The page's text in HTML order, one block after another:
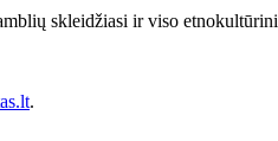
skleidžiasi ir viso
.